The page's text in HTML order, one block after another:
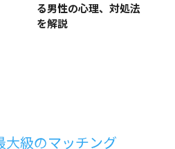
る男性の心理、対処法
を解説